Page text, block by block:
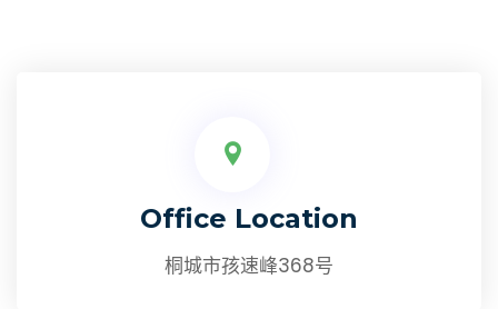
Office Location
桐城市孩速峰368号